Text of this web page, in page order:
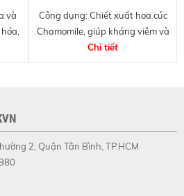
và
Chamomile
Recutita(Matricaria) Flower
Extract
Công dụng: Chiết xuất hoa cúc
Chamomile, giúp kháng viêm và
làm dịu da
Chi tiết
2, Quận Tân Bình, TP.HCM